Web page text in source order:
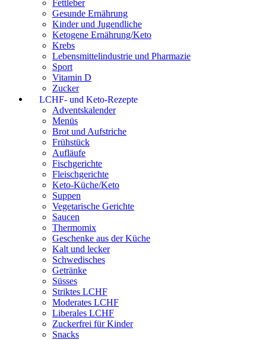
Fettleber
Gesunde Ernährung
Kinder und Jugendliche
Ketogene Ernährung/Keto
Krebs
Lebensmittelindustrie und Pharmazie
Sport
Vitamin D
Zucker
LCHF- und Keto-Rezepte
Adventskalender
Menüs
Brot und Aufstriche
Frühstück
Aufläufe
Fischgerichte
Fleischgerichte
Keto-Küche/Keto
Suppen
Vegetarische Gerichte
Saucen
Thermomix
Geschenke aus der Küche
Kalt und lecker
Schwedisches
Getränke
Süsses
Striktes LCHF
Moderates LCHF
Liberales LCHF
Zuckerfrei für Kinder
Snacks